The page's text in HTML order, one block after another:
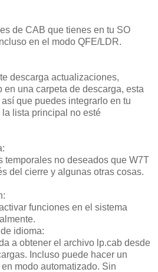
de CAB que tienes en tu SO
en el modo QFE/LDR.
descarga actualizaciones,
en una carpeta de descarga, esta
que puedes integrarlo en tu
lista principal no esté
temporales no deseados que W7T
del cierre y algunas otras cosas.
funciones en el sistema
idioma:
a obtener el archivo lp.cab desde
Incluso puede hacer un
modo automatizado. Sin